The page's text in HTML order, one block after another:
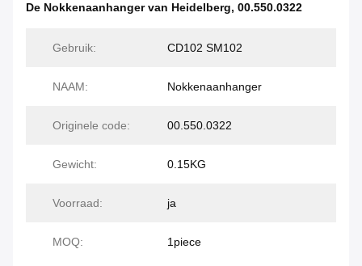
De Nokkenaanhanger van Heidelberg, 00.550.0322
Gebruik: CD102 SM102
NAAM: Nokkenaanhanger
Originele code: 00.550.0322
Gewicht: 0.15KG
Voorraad: ja
MOQ: 1piece